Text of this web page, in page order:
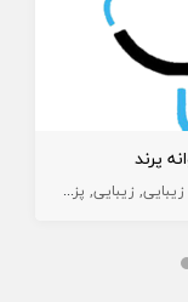
پرند
زیبایی پزشک عمومی پوست